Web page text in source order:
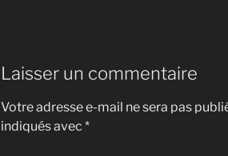
Laisser un commentaire
Votre adresse e-mail ne sera pas
indiqués avec *